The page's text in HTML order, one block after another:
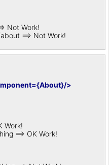
Not Work!
==> Not Work!
>
Work!
==> OK Work!